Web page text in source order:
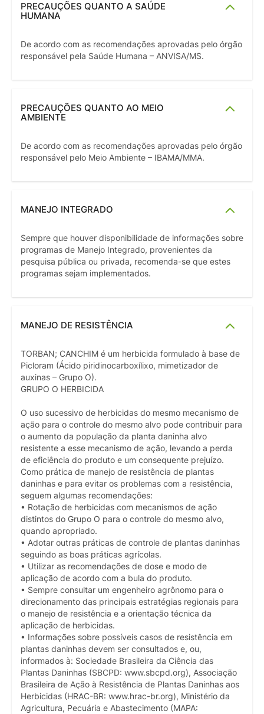
PRECAUÇÕES QUANTO A SAÚDE
HUMANA
De acordo com as recomendações aprovadas pelo órgão
responsável pela Saúde Humana – ANVISA/MS.
PRECAUÇÕES QUANTO AO MEIO
AMBIENTE
De acordo com as recomendações aprovadas pelo órgão
responsável pelo Meio Ambiente – IBAMA/MMA.
MANEJO INTEGRADO
Sempre que houver disponibilidade de informações sobre
programas de Manejo Integrado, provenientes da
pesquisa pública ou privada, recomenda-se que estes
programas sejam implementados.
MANEJO DE RESISTÊNCIA
TORBAN; CANCHIM é um herbicida formulado à base de
Picloram (Ácido piridinocarboxílixo, mimetizador de
auxinas – Grupo O).
GRUPO O HERBICIDA
O uso sucessivo de herbicidas do mesmo mecanismo de
ação para o controle do mesmo alvo pode contribuir para
o aumento da população da planta daninha alvo
resistente a esse mecanismo de ação, levando a perda
de eficiência do produto e um consequente prejuízo.
Como prática de manejo de resistência de plantas
daninhas e para evitar os problemas com a resistência,
seguem algumas recomendações:
• Rotação de herbicidas com mecanismos de ação
distintos do Grupo O para o controle do mesmo alvo,
quando apropriado.
• Adotar outras práticas de controle de plantas daninhas
seguindo as boas práticas agrícolas.
• Utilizar as recomendações de dose e modo de
aplicação de acordo com a bula do produto.
• Sempre consultar um engenheiro agrônomo para o
direcionamento das principais estratégias regionais para
o manejo de resistência e a orientação técnica da
aplicação de herbicidas.
• Informações sobre possíveis casos de resistência em
plantas daninhas devem ser consultados e, ou,
informados à: Sociedade Brasileira da Ciência das
Plantas Daninhas (SBCPD: www.sbcpd.org), Associação
Brasileira de Ação à Resistência de Plantas Daninhas aos
Herbicidas (HRAC-BR: www.hrac-br.org), Ministério da
Agricultura, Pecuária e Abastecimento (MAPA: